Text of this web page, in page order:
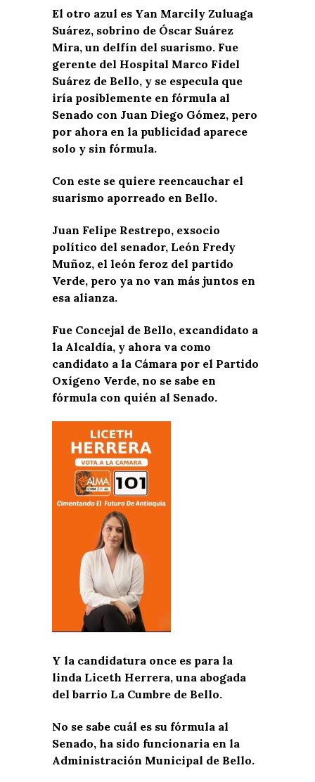
El otro azul es Yan Marcily Zuluaga
Suárez, sobrino de Óscar Suárez
Mira, un delfín del suarismo. Fue
gerente del Hospital Marco Fidel
Suárez de Bello, y se especula que
iría posiblemente en fórmula al
Senado con Juan Diego Gómez, pero
por ahora en la publicidad aparece
solo y sin fórmula.
Con este se quiere reencauchar el
suarismo aporreado en Bello.
Juan Felipe Restrepo, exsocio
político del senador, León Fredy
Muñoz, el león feroz del partido
Verde, pero ya no van más juntos en
esa alianza.
Fue Concejal de Bello, excandidato a
la Alcaldía, y ahora va como
candidato a la Cámara por el Partido
Oxígeno Verde, no se sabe en
fórmula con quién al Senado.
Y la candidatura once es para la
linda Liceth Herrera, una abogada
del barrio La Cumbre de Bello.
No se sabe cuál es su fórmula al
Senado, ha sido funcionaria en la
Administración Municipal de Bello.